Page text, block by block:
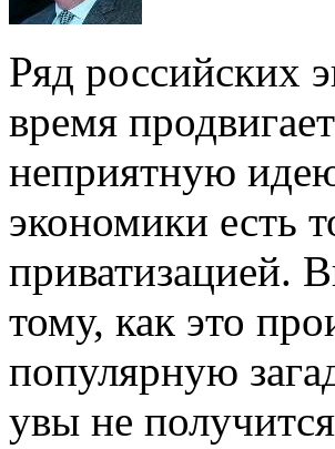
Ряд российских
время
неприятную
экономики есть
приватизацией.
тому, как это
популярную
увы не